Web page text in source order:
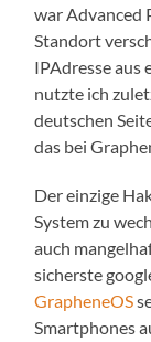
war Advanced
Standort
IPAdresse aus
nutzte ich
deutschen
das bei
Der einzige
System zu
auch
sicherste
GrapheneOS
Smartphones